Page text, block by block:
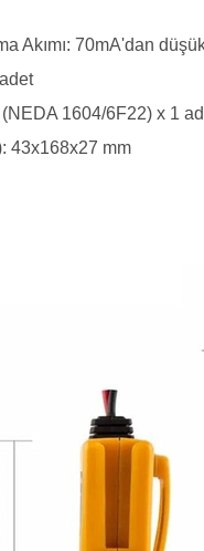
Akımı: 70mA'dan
1604/6F22) x 1
43x168x27 mm